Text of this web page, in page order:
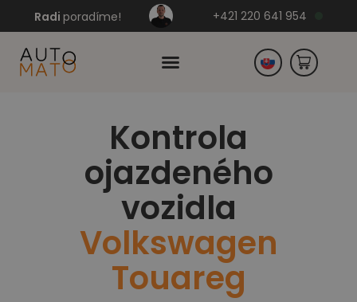
Radi poradíme! +421 220 641 954
Kontrola
ojazdeného
vozidla
Volkswagen
Touareg